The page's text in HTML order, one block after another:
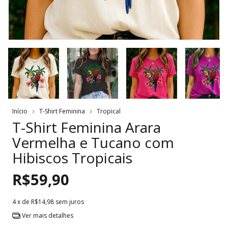
Início T-Shirt Feminina Tropical
T-Shirt Feminina Arara
Vermelha e Tucano com
Hibiscos Tropicais
R$59,90
4x de R$14,98 sem juros
Ver mais detalhes